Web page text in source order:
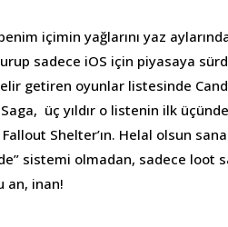
içimin yağlarını yaz
sadece iOS için piyasaya
getiren oyunlar listesinde
üç yıldır o listenin ilk
Shelter’ın. Helal olsun
sistemi olmadan, sadece loot
an, inan!